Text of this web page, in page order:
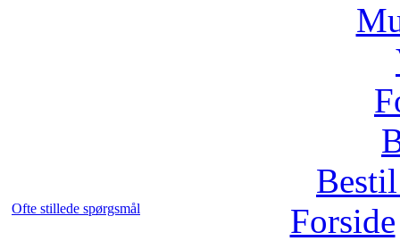
Ofte stillede spørgsmål Forside